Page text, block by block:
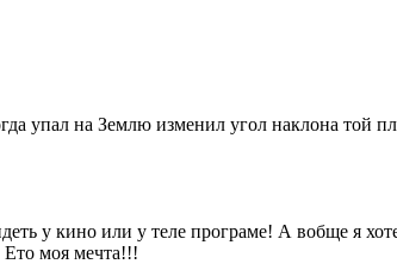
упал на Землю изменил угол наклона той
у кино или у теле програме! А вобще я
Ето моя мечта!!!